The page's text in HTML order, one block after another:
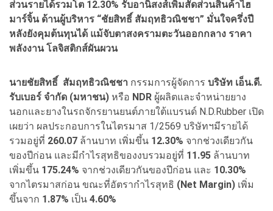
ส่วนรายได้รวมโต 12.30% รับอานิสงส์เพิ่มสัดส่วนสินค้าไฮ
มาร์จิ้น ด้านผู้บริหาร “ชัยสิทธิ์ สัมฤทธิวณิชชา” มั่นใจครึ่งปี
หลังยังคุมต้นทุนได้ แม้จับตาสงครามตะวันออกกลาง ราคา
พลังงาน โลจิสติกส์ผันผวน
นายชัยสิทธิ์ สัมฤทธิวณิชชา กรรมการผู้จัดการ บริษัท เอ็น.ดี.
รับเบอร์ จำกัด (มหาชน) หรือ NDR ผู้ผลิตและจำหน่ายยาง
นอกและยางในรถจักรยานยนต์ภายใต้แบรนด์ N.D.Rubber เปิด
เผยว่า ผลประกอบการในไตรมาส 1/2569 บริษัทฯมีรายได้
รวมอยู่ที่ 260.07 ล้านบาท เพิ่มขึ้น 12.30% จากช่วงเดียวกัน
ของปีก่อน และมีกำไรสุทธิของงบรวมอยู่ที่ 11.95 ล้านบาท
เพิ่มขึ้น 175.24% จากช่วงเดียวกันของปีก่อน และ 10.30%
จากไตรมาสก่อน ขณะที่อัตรากำไรสุทธิ (Net Margin) เพิ่ม
ขึ้นจาก 1.87% เป็น 4.60%